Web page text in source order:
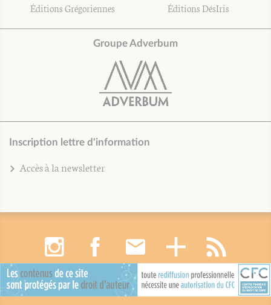
Éditions Grégoriennes Éditions DésIris
Groupe Adverbum
Inscription lettre d'information
Accès à la newsletter